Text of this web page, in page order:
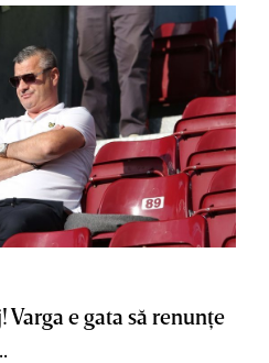
Varga e gata să renunţe